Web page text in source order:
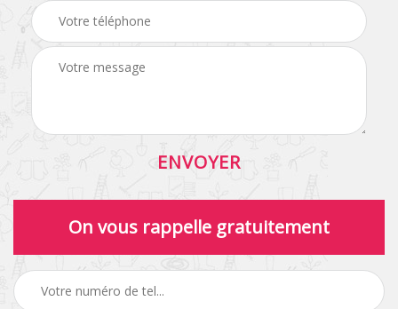
On vous rappelle gratuitement